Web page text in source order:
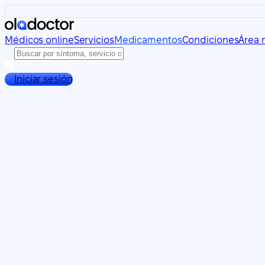
Médicos onlineServiciosMedicamentosCondicionesÁrea
Iniciar sesión